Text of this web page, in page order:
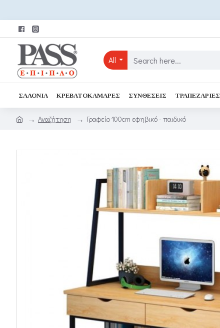
All
ΣΑΛΌΝΙΑ ΚΡΕΒΑΤΟΚΆΜΑΡΕΣ ΣΥΝΘΈΣΕΙΣ ΤΡΑΠΕΖΑΡΊΕΣ
Αναζήτηση Γραφείο 100cm εφηβικό - παιδικό